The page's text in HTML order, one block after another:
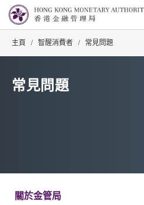
主頁 / 智醒消費者 / 常見問題
常見問題
關於金管局